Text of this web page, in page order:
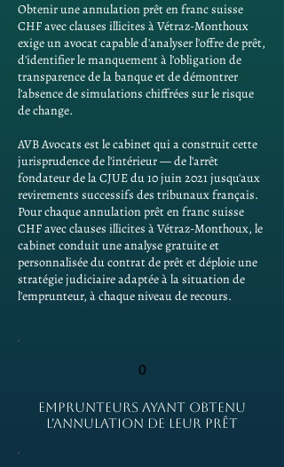
Obtenir une annulation prêt en franc suisse
CHF avec clauses illicites à Vétraz-Monthoux
exige un avocat capable d'analyser l'offre de prêt,
d'identifier le manquement à l'obligation de
transparence de la banque et de démontrer
l'absence de simulations chiffrées sur le risque
de change.
AVB Avocats est le cabinet qui a construit cette
jurisprudence de l'intérieur — de l'arrêt
fondateur de la CJUE du 10 juin 2021 jusqu'aux
revirements successifs des tribunaux français.
Pour chaque annulation prêt en franc suisse
CHF avec clauses illicites à Vétraz-Monthoux, le
cabinet conduit une analyse gratuite et
personnalisée du contrat de prêt et déploie une
stratégie judiciaire adaptée à la situation de
l'emprunteur, à chaque niveau de recours.
0
EMPRUNTEURS AYANT OBTENU
L'ANNULATION DE LEUR PRÊT